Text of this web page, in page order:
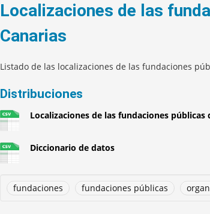
Localizaciones de las
Canarias
Listado de las localizaciones de las fundaciones
Distribuciones
Localizaciones de las fundaciones públicas
Diccionario de datos
fundaciones fundaciones públicas